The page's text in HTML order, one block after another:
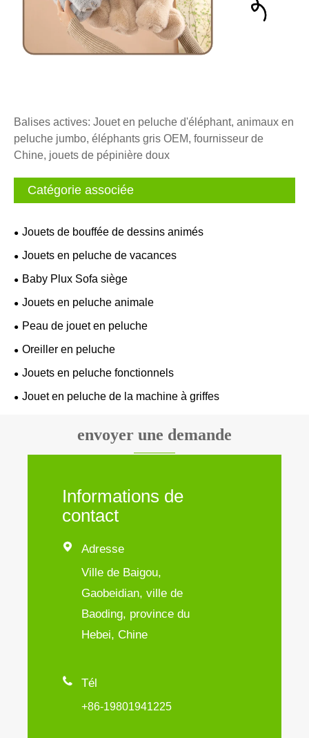
Balises actives: Jouet en peluche d'éléphant, animaux en
peluche jumbo, éléphants gris OEM, fournisseur de
Chine, jouets de pépinière doux
Catégorie associée
Jouets de bouffée de dessins animés
Jouets en peluche de vacances
Baby Plux Sofa siège
Jouets en peluche animale
Peau de jouet en peluche
Oreiller en peluche
Jouets en peluche fonctionnels
Jouet en peluche de la machine à griffes
envoyer une demande
Informations de
contact

Adresse
Ville de Baigou,
Gaobeidian, ville de
Baoding, province du
Hebei, Chine
 Tél
+86-19801941225